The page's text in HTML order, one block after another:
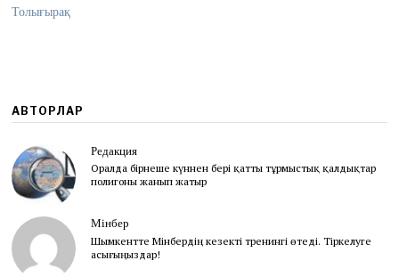
Толығырақ
АВТОРЛАР
Редакция
Оралда бірнеше күннен бері қатты тұрмыстық қалдықтар
полигоны жанып жатыр
Мінбер
Шымкентте Мінбердің кезекті тренингі өтеді. Тіркелуге
асығыңыздар!